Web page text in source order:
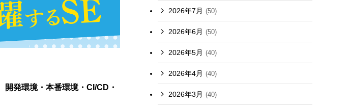
開発環境・本番環境・CI/CD・
2026年7月 (50)
2026年6月 (50)
2026年5月 (40)
2026年4月 (40)
2026年3月 (40)